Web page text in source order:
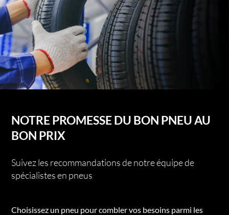
NOTRE PROMESSE DU BON PNEU AU
BON PRIX
Suivez les recommandations de notre équipe de
spécialistes en pneus
Choisissez un pneu pour combler vos besoins parmi les